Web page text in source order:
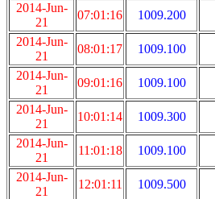
2014-Jun-
21
07:01:16 1009.200
2014-Jun-
21
08:01:17 1009.100
2014-Jun-
21
09:01:16 1009.100
2014-Jun-
21
10:01:14 1009.300
2014-Jun-
21
11:01:18 1009.100
2014-Jun-
21
12:01:11 1009.500